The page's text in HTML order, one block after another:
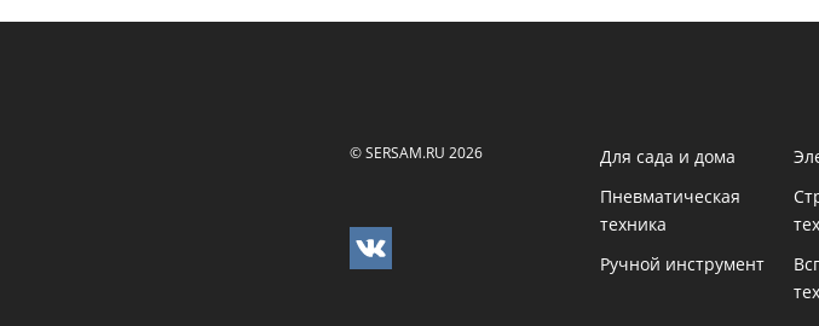
© SERSAM.RU 2026 Для сада и дома
Пневматическая
техника
Ручной инструмент